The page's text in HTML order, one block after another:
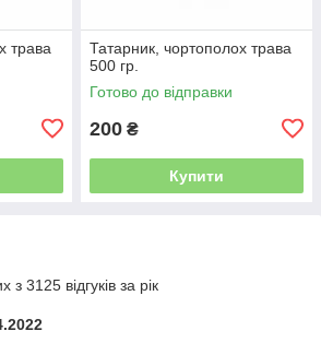
трава
Татарник, чортополох трава
500 гр.
Готово до відправки
200 ₴
Купити
з 3125 відгуків за рік